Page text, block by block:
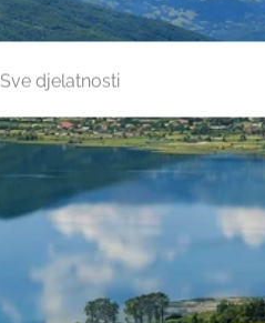
Sve djelatnosti